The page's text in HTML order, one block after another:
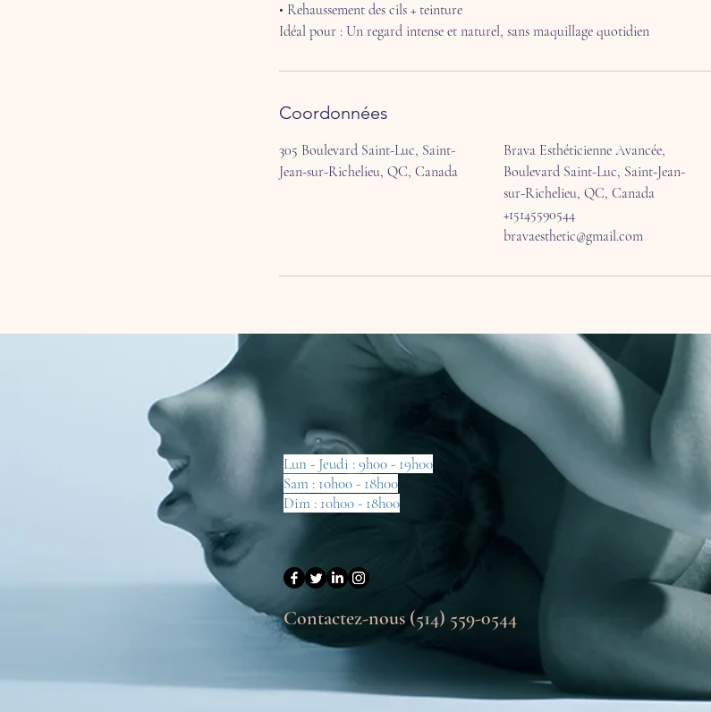
• Rehaussement des cils + teinture
Idéal pour : Un regard intense et naturel, sans maquillage quotidien
Coordonnées
305 Boulevard Saint-Luc, Saint-
Jean-sur-Richelieu, QC, Canada
Brava Esthéticienne Avancée,
Boulevard Saint-Luc, Saint-Jean-
sur-Richelieu, QC, Canada
+15145590544
bravaesthetic@gmail.com
Lun - Jeudi : 9h00 - 19h00
Sam : 10h00 - 18h00
Dim : 10h00 - 18h00
Contactez-nous (514) 559-0544